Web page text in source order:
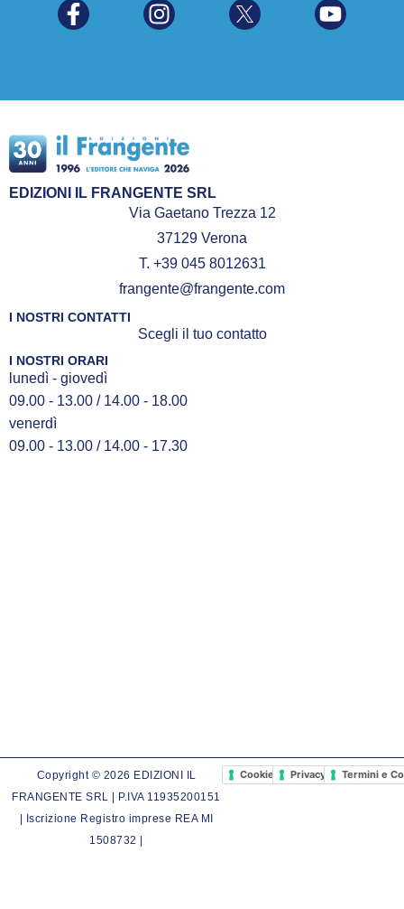
EDIZIONI IL FRANGENTE SRL
Via Gaetano Trezza 12
37129 Verona
T. +39 045 8012631
frangente@frangente.com
I NOSTRI CONTATTI
Scegli il tuo contatto
I NOSTRI ORARI
lunedì - giovedì
09.00 - 13.00 / 14.00 - 18.00
venerdì
09.00 - 13.00 / 14.00 - 17.30
Copyright © 2026 EDIZIONI IL
FRANGENTE SRL | P.IVA 11935200151
| Iscrizione Registro imprese REA MI
1508732 |
Cookie PolicyPrivacy PolicyTermini e